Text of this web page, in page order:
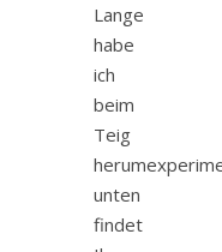
Lange
habe
ich
beim
Teig
unten
findet